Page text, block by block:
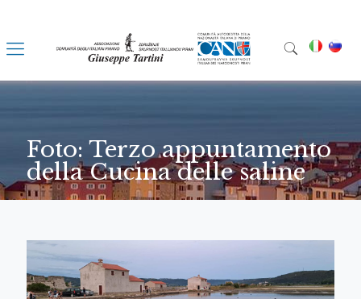
Foto: Terzo appuntamento
della Cucina delle saline